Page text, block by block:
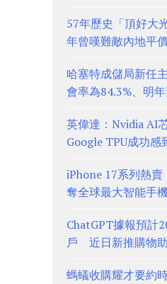
57年歷史「頂好
年曾嘆難敵內地平
哈塞特成儲局新任
會率為84.3%、明
英偉達：Nvidia AI
Google TPU成功感
iPhone 17系列熱
奪全球最大智能手
ChatGPT據報預計
戶 近日新推購物
螞蟻收購耀才要約